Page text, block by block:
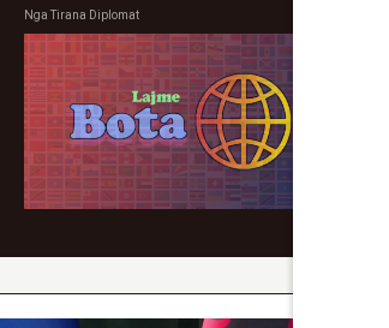
NgaTirana Diplomat